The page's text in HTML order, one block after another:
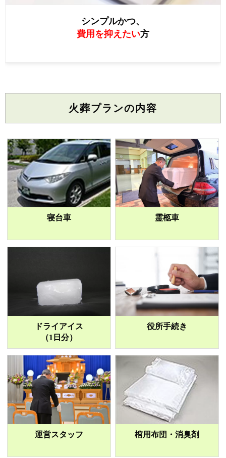
シンプルかつ、
費用を抑えたい方
火葬プランの内容
寝台車 霊柩車
ドライアイス
（1日分）
役所手続き
運営スタッフ 棺用布団・消臭剤